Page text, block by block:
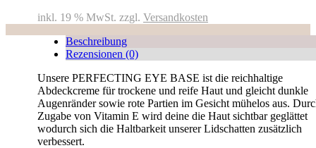
inkl. 19 % MwSt. zzgl. Versandkosten
Beschreibung
Rezensionen (0)
Unsere PERFECTING EYE BASE ist die reichhaltige
Abdeckcreme für trockene und reife Haut und gleicht dunkle
Augenränder sowie rote Partien im Gesicht mühelos aus.
Zugabe von Vitamin E wird deine die Haut sichtbar geglättet
wodurch sich die Haltbarkeit unserer Lidschatten zusätzlich
verbessert.